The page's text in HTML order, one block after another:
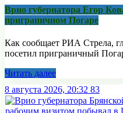
Врио губернатора Егор
приграничном Погаре
Как сообщает РИА Стрела,
посетил приграничный
Читать далее
8 августа 2026, 20:32 83